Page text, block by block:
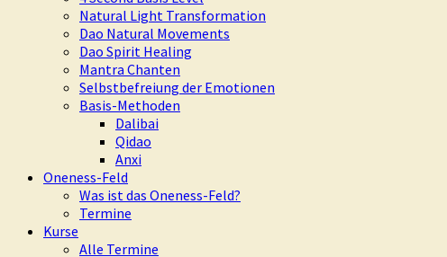
Natural Light Transformation
Dao Natural Movements
Dao Spirit Healing
Mantra Chanten
Selbstbefreiung der Emotionen
Basis-Methoden
Dalibai
Qidao
Anxi
Oneness-Feld
Was ist das Oneness-Feld?
Termine
Kurse
Alle Termine